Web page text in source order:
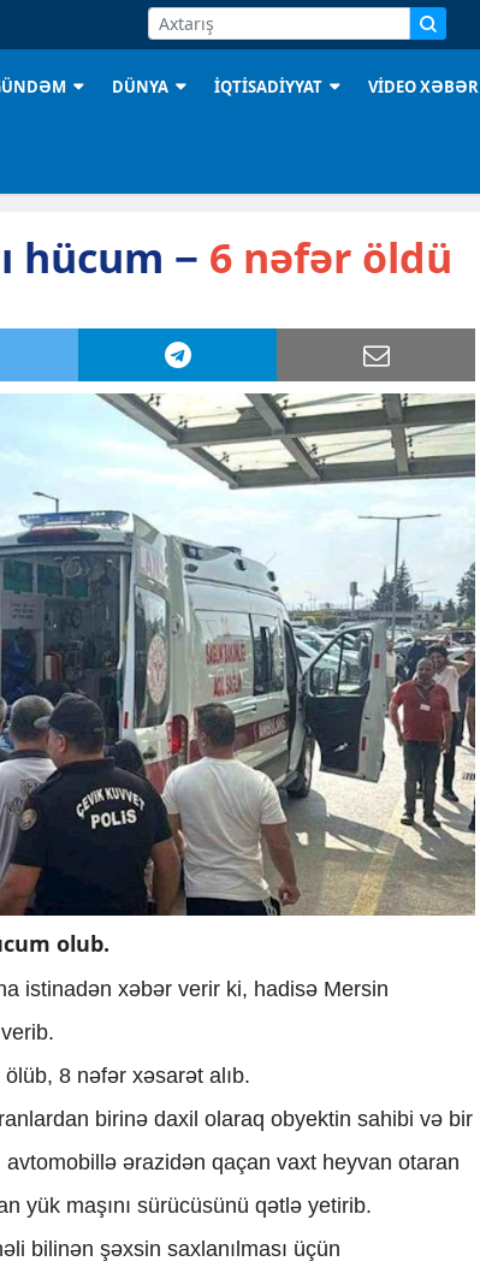
DÜNYA İQTİSADİYYAT VİDEO XƏBƏR
hücum − 6 nəfər öldü
olub.
istinadən xəbər verir ki, hadisə Mersin
8 nəfər xəsarət alıb.
birinə daxil olaraq obyektin sahibi və bir
ərazidən qaçan vaxt heyvan otaran
yük maşını sürücüsünü qətlə yetirib.
bilinən şəxsin saxlanılması üçün